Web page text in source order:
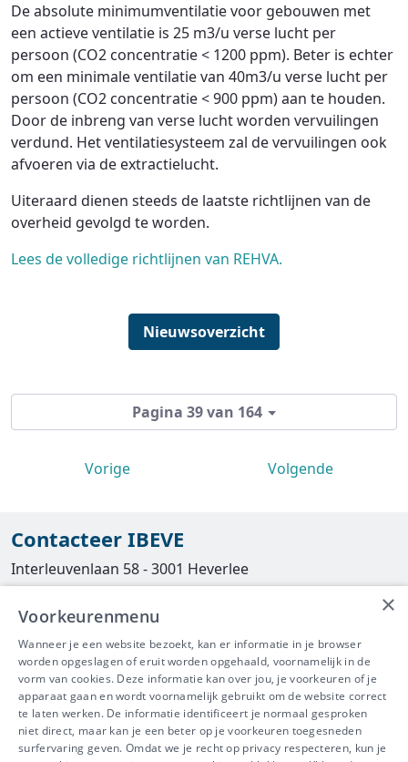
De absolute minimumventilatie voor gebouwen met
een actieve ventilatie is 25 m3/u verse lucht per
persoon (CO2 concentratie < 1200 ppm). Beter is echter
om een minimale ventilatie van 40m3/u verse lucht per
persoon (CO2 concentratie < 900 ppm) aan te houden.
Door de inbreng van verse lucht worden vervuilingen
verdund. Het ventilatiesysteem zal de vervuilingen ook
afvoeren via de extractielucht.
Uiteraard dienen steeds de laatste richtlijnen van de
overheid gevolgd te worden.
Lees de volledige richtlijnen van REHVA.
Nieuwsoverzicht
Pagina 39 van 164
Vorige Volgende
Contacteer IBEVE
Interleuvenlaan 58 - 3001 Heverlee
016/390490
info@ibeve.be
asbest@ibeve.be
Ondernemingsnummer: 0436 612 044
×
Voorkeurenmenu
Wanneer je een website bezoekt, kan er informatie in je browser
worden opgeslagen of eruit worden opgehaald, voornamelijk in de
vorm van cookies. Deze informatie kan over jou, je voorkeuren of je
apparaat gaan en wordt voornamelijk gebruikt om de website correct
te laten werken. De informatie identificeert je normaal gesproken
niet direct, maar kan je een beter op je voorkeuren toegesneden
surfervaring geven. Omdat we je recht op privacy respecteren, kun je